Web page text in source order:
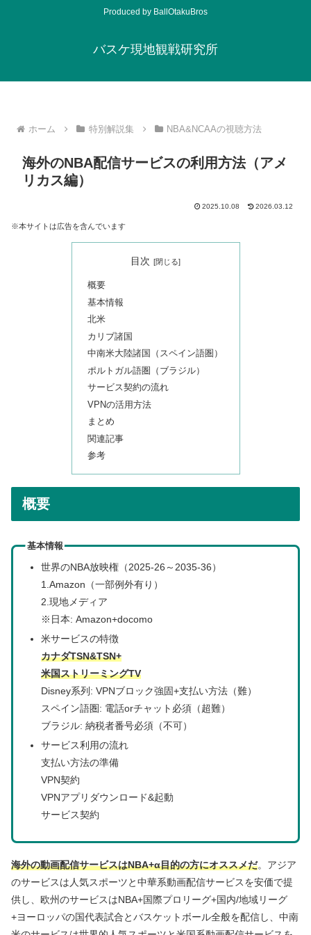
Produced by BallOtakuBros
バスケ現地観戦研究所
ホーム 特別解説集 NBA&NCAAの視聴方法
海外のNBA配信サービスの利用方法（アメ
リカス編）
2025.10.08 2026.03.12
※本サイトは広告を含んでいます
目次
概要
基本情報
北米
カリブ諸国
中南米大陸諸国（スペイン語圏）
ポルトガル語圏（ブラジル）
サービス契約の流れ
VPNの活用方法
まとめ
関連記事
参考
概要
基本情報
世界のNBA放映権（2025-26～2035-36）
1.Amazon（一部例外有り）
2.現地メディア
※日本: Amazon+docomo
米サービスの特徴
カナダTSN&TSN+
米国ストリーミングTV
Disney系列: VPNブロック強固+支払い方法（難）
スペイン語圏: 電話orチャット必須（超難）
ブラジル: 納税者番号必須（不可）
サービス利用の流れ
支払い方法の準備
VPN契約
VPNアプリダウンロード&起動
サービス契約
海外の動画配信サービスはNBA+α目的の方にオススメだ。アジア
のサービスは人気スポーツと中華系動画配信サービスを安価で提
供し、欧州のサービスはNBA+国際プロリーグ+国内/地域リーグ
+ヨーロッパの国代表試合とバスケットボール全般を配信し、中南